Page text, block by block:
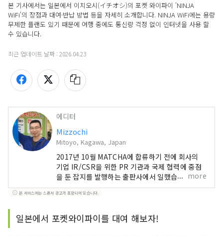
본 기사에서는 일본에서 이치오시(イチオシ)의 포켓 와이파이 'NINJA
WiFi'의 장점과 대여·반납 방법 등을 자세히 소개합니다. NINJA WiFi에는 용량
무제한 플랜도 있기 때문에 여행 중에도 통신량 걱정 없이 인터넷을 사용 할
수 있습니다.
최근 업데이트 날짜 : 2026.04.23
에디터
Mizzochi
Mitoyo, Kagawa, Japan
2017년 10월 MATCHA에 합류하기 전에 회사의
기업 IR/CSR을 위한 PR 기관과 국제 협력에 중점
을 둔 잡지를 발행하는 출판사에서 일했습니다.
2019년 4월에는 카가와 현 미토요시로 이사했습니
다. 저는 일본을 방문하는 관광객을 위한 기사를 쓰
지역의 인터넷 서비스, 렌터카, 호텔 및 관광 명소에
more
본 서비스에는 스폰서 광고가 포함되어 있습니다.
일본에서 포켓와이파이를 대여 해보자!